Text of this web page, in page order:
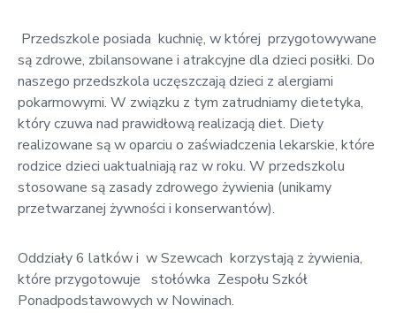
Przedszkole posiada kuchnię, w której przygotowywane
są zdrowe, zbilansowane i atrakcyjne dla dzieci posiłki. Do
naszego przedszkola uczęszczają dzieci z alergiami
pokarmowymi. W związku z tym zatrudniamy dietetyka,
który czuwa nad prawidłową realizacją diet. Diety
realizowane są w oparciu o zaświadczenia lekarskie, które
rodzice dzieci uaktualniają raz w roku. W przedszkolu
stosowane są zasady zdrowego żywienia (unikamy
przetwarzanej żywności i konserwantów).
Oddziały 6 latków i w Szewcach korzystają z żywienia,
które przygotowuje stołówka Zespołu Szkół
Ponadpodstawowych w Nowinach.